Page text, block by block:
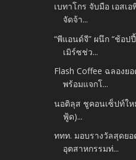
เบทาโกร จับมือ เอสเ
จัดจ้า...
“พีแอนด์จี” ผนึก “ช้อป
เมิร์ซช่ว...
Flash Coffee ฉลองย
พร้อมแจกโ...
นอติลุส ชูคอนเซ็ปท์ใหม่
ฟู้ด)...
ททท. มอบรางวัลสุดย
อุตสาหกรรมท่...